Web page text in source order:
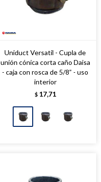
Uniduct Versatil - Cupla de
unión cónica corta caño Daisa
- caja con rosca de 5/8” - uso
interior
$ 17,71